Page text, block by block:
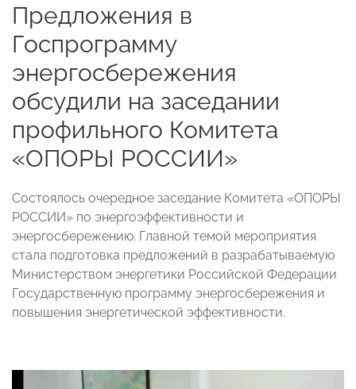
Предложения в
Госпрограмму
энергосбережения
обсудили на заседании
профильного Комитета
«ОПОРЫ РОССИИ»
Состоялось очередное заседание Комитета «ОПОРЫ
РОССИИ» по энергоэффективности и
энергосбережению. Главной темой мероприятия
стала подготовка предложений в разрабатываемую
Министерством энергетики Российской Федерации
Государственную программу энергосбережения и
повышения энергетической эффективности.